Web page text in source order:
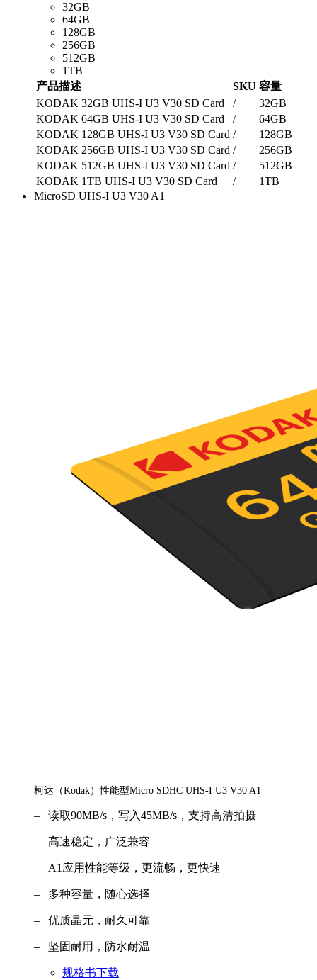
32GB
64GB
128GB
256GB
512GB
1TB
产品描述
SKU 容量
KODAK 32GB UHS-I U3 V30 SD Card
/
32GB
KODAK 64GB UHS-I U3 V30 SD Card
/
64GB
KODAK 128GB UHS-I U3 V30 SD Card /
128GB
KODAK 256GB UHS-I U3 V30 SD Card /
256GB
KODAK 512GB UHS-I U3 V30 SD Card /
512GB
KODAK 1TB UHS-I U3 V30 SD Card
/
1TB
MicroSD UHS-I U3 V30 A1
柯达（Kodak）性能型Micro SDHC UHS-I U3 V30 A1
– 读取90MB/s，写入45MB/s，支持高清拍摄
– 高速稳定，广泛兼容
– A1应用性能等级，更流畅，更快速
– 多种容量，随心选择
– 优质晶元，耐久可靠
– 坚固耐用，防水耐温
规格书下载